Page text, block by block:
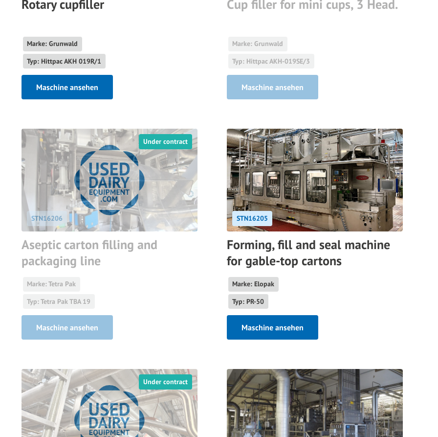
Rotary cupfiller
Marke: Grunwald
Typ: Hittpac AKH 019R/1
Maschine ansehen
Cup filler for mini cups, 3 Head.
Marke: Grunwald
Typ: Hittpac AKH-019SE/3
Maschine ansehen
Under contract
STN16206
Aseptic carton filling and
packaging line
Marke: Tetra Pak
Typ: Tetra Pak TBA 19
Maschine ansehen
STN16205
Forming, fill and seal machine
for gable-top cartons
Marke: Elopak
Typ: PR-50
Maschine ansehen
Under contract